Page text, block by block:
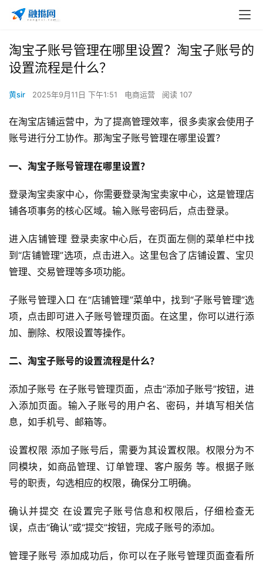
淘宝子账号管理在哪里设置？淘宝子账号的
设置流程是什么？
黄sir 2025年9月11日 下午1:51 电商运营 阅读 107
在淘宝店铺运营中，为了提高管理效率，很多卖家会使用子
账号进行分工协作。那淘宝子账号管理在哪里设置？
一、淘宝子账号管理在哪里设置？
登录淘宝卖家中心，你需要登录淘宝卖家中心，这是管理店
铺各项事务的核心区域。输入账号密码后，点击登录。
进入店铺管理 登录卖家中心后，在页面左侧的菜单栏中找
到“店铺管理”选项，点击进入。这里包含了店铺设置、宝贝
管理、交易管理等多项功能。
子账号管理入口 在“店铺管理”菜单中，找到“子账号管理”选
项，点击即可进入子账号管理页面。在这里，你可以进行添
加、删除、权限设置等操作。
二、淘宝子账号的设置流程是什么？
添加子账号 在子账号管理页面，点击“添加子账号”按钮，进
入添加页面。输入子账号的用户名、密码，并填写相关信
息，如手机号、邮箱等。
设置权限 添加子账号后，需要为其设置权限。权限分为不
同模块，如商品管理、订单管理、客户服务 等。根据子账
号的职责，勾选相应的权限，确保分工明确。
确认并提交 在设置完子账号信息和权限后，仔细检查无
误，点击“确认”或“提交”按钮，完成子账号的添加。
管理子账号 添加成功后，你可以在子账号管理页面查看所